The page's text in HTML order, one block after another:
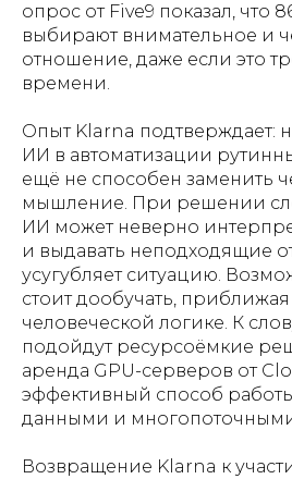
опрос от Five9 показал, что
выбирают внимательное и
отношение, даже если это
времени.
Опыт Klarna подтверждает:
ИИ в автоматизации
ещё не способен заменить
мышление. При решении
ИИ может неверно
и выдавать неподходящие
усугубляет ситуацию.
стоит дообучать,
человеческой логике. К
подойдут ресурсоёмкие
аренда GPU-серверов от
эффективный способ
данными и
Возвращение Klarna к